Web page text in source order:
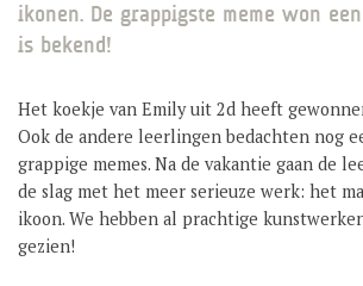
ONDERWIJS
GROEP 8 / JONG
ikonen. De grappigste meme won
is bekend!
Het koekje van Emily uit 2d heeft
Ook de andere leerlingen bedachten nog
grappige memes. Na de vakantie gaan de
de slag met het meer serieuze werk: het
ikoon. We hebben al prachtige
gezien!